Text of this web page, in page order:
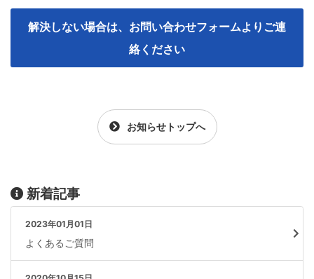
解決しない場合は、お問い合わせフォームよりご連
絡ください
お知らせトップへ
新着記事
2023年01月01日
よくあるご質問